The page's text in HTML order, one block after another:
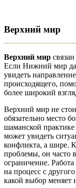
Верхний мир
Верхний мир
Если Нижний мир
увидеть
происходящего,
более широкий
Верхний мир не
обязательно место
шаманской практике
может увидеть
конфликта, а шире.
проблемы, он часто
ограничение.
на процесс с
какой выбор меняет